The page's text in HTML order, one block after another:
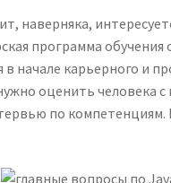
наверняка,
программа
в начале карьерного и
оценить человека
по компетенциям.